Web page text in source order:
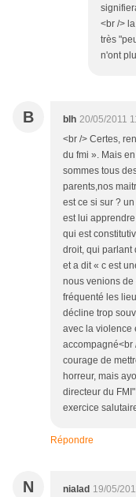
<br />
très
n'ont
B blh 20/05/2011
<br /> Certes,
du fmi ». Mais
sommes tous
parents,nos
est ce si sur ?
est lui
qui est
droit, qui parlant
et a dit « c est
nous venions de
fréquenté les
décline trop
avec la violence
accompagné<br
courage de
horreur, mais
directeur du
exercice
Répondre
N nialad 19/05/